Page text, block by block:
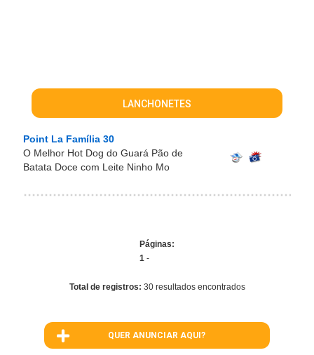
LANCHONETES
Point La Família 30
O Melhor Hot Dog do Guará Pão de
Batata Doce com Leite Ninho Mo
Páginas:
1 -
Total de registros: 30 resultados encontrados
QUER ANUNCIAR AQUI?